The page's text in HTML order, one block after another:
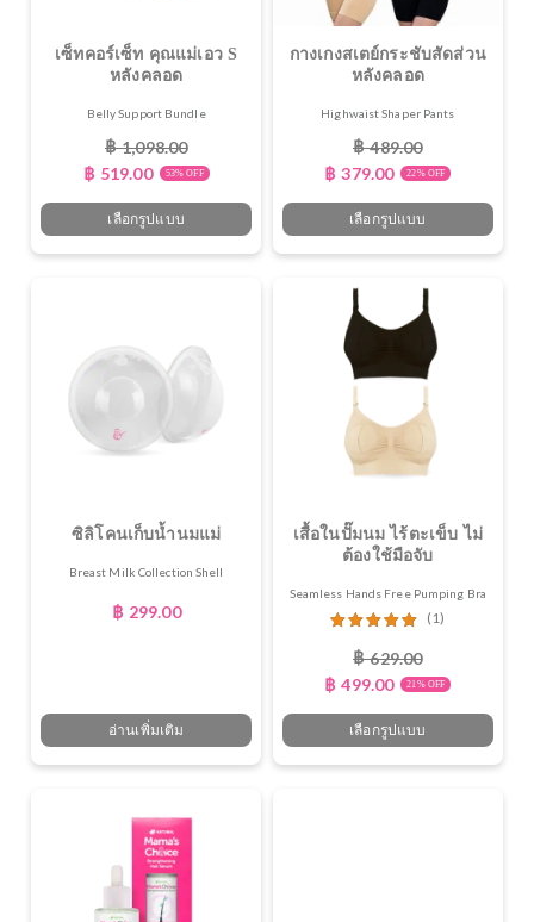
เซ็ทคอร์เซ็ท คุณแม่เอว S
หลังคลอด
Belly Support Bundle
฿ 1,098.00
฿ 519.00 53% OFF
เลือกรูปแบบ
กางเกงสเตย์กระชับสัดส่วน
หลังคลอด
Highwaist Shaper Pants
฿ 489.00
฿ 379.00 22% OFF
เลือกรูปแบบ
ซิลิโคนเก็บน้ำนมแม่
Breast Milk Collection Shell
฿ 299.00
อ่านเพิ่มเติม
เสื้อในปั๊มนม ไร้ตะเข็บ ไม่
ต้องใช้มือจับ
Seamless Hands Free Pumping Bra
ให้คะแนน
5.00ตั้งแต่
1-5 คะแนน
(1)
฿ 629.00
฿ 499.00 21% OFF
เลือกรูปแบบ